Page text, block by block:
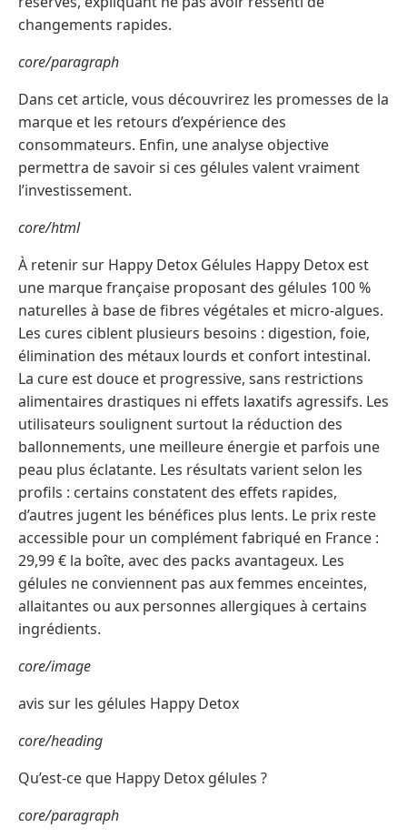
changements rapides.
core/paragraph
Dans cet article, vous découvrirez les promesses de la
marque et les retours d’expérience des
consommateurs. Enfin, une analyse objective
permettra de savoir si ces gélules valent vraiment
l’investissement.
core/html
À retenir sur Happy Detox Gélules Happy Detox est
une marque française proposant des gélules 100 %
naturelles à base de fibres végétales et micro-algues.
Les cures ciblent plusieurs besoins : digestion, foie,
élimination des métaux lourds et confort intestinal.
La cure est douce et progressive, sans restrictions
alimentaires drastiques ni effets laxatifs agressifs. Les
utilisateurs soulignent surtout la réduction des
ballonnements, une meilleure énergie et parfois une
peau plus éclatante. Les résultats varient selon les
profils : certains constatent des effets rapides,
d’autres jugent les bénéfices plus lents. Le prix reste
accessible pour un complément fabriqué en France :
29,99 € la boîte, avec des packs avantageux. Les
gélules ne conviennent pas aux femmes enceintes,
allaitantes ou aux personnes allergiques à certains
ingrédients.
core/image
avis sur les gélules Happy Detox
core/heading
Qu’est-ce que Happy Detox gélules ?
core/paragraph